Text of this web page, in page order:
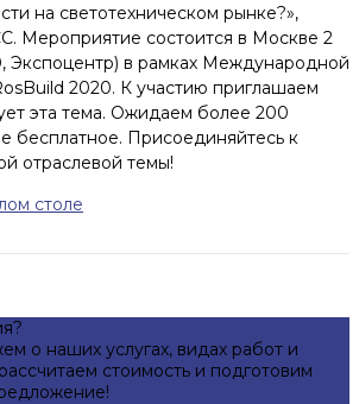
на светотехническом рынке?»,
Мероприятие состоится в Москве 2
Экспоцентр) в рамках Международной
2020. К участию приглашаем
эта тема. Ожидаем более 200
бесплатное. Присоединяйтесь к
отраслевой темы!
столе
о наших услугах, видах работ и
стоимость и подготовим